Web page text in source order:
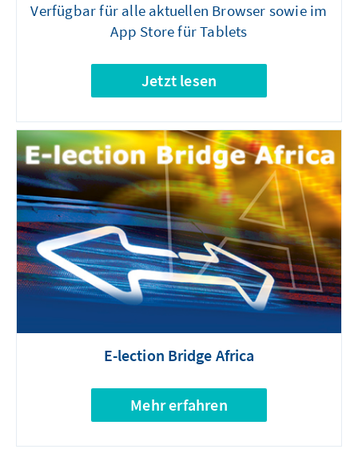
Verfügbar für alle aktuellen Browser sowie im
App Store für Tablets
Jetzt lesen
E-lection Bridge Africa
Mehr erfahren